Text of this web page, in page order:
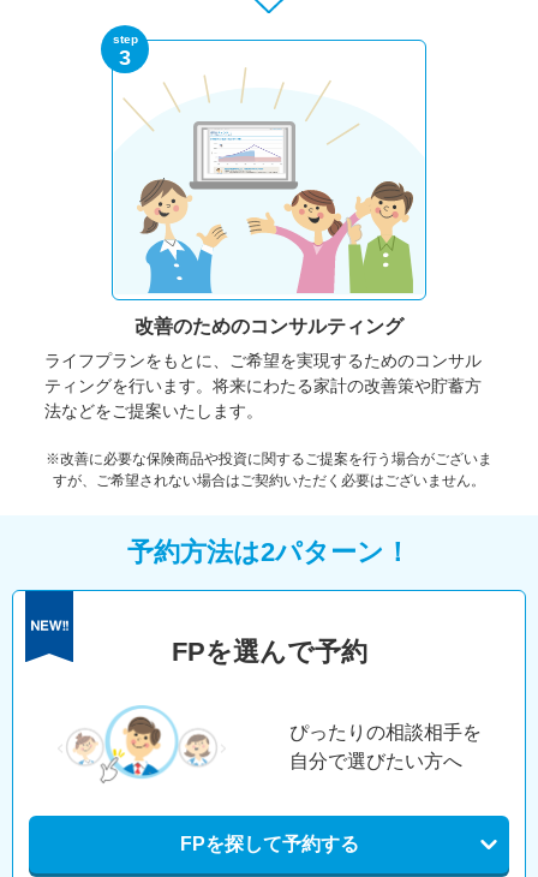
step
3
改善のためのコンサルティング
ライフプランをもとに、ご希望を実現するためのコンサル
ティングを行います。将来にわたる家計の改善策や貯蓄方
法などをご提案いたします。
※改善に必要な保険商品や投資に関するご提案を行う場合がございま
すが、ご希望されない場合はご契約いただく必要はございません。
予約方法は2パターン！
FPを選んで予約
ぴったりの相談相手を
自分で選びたい方へ
FPを探して予約する